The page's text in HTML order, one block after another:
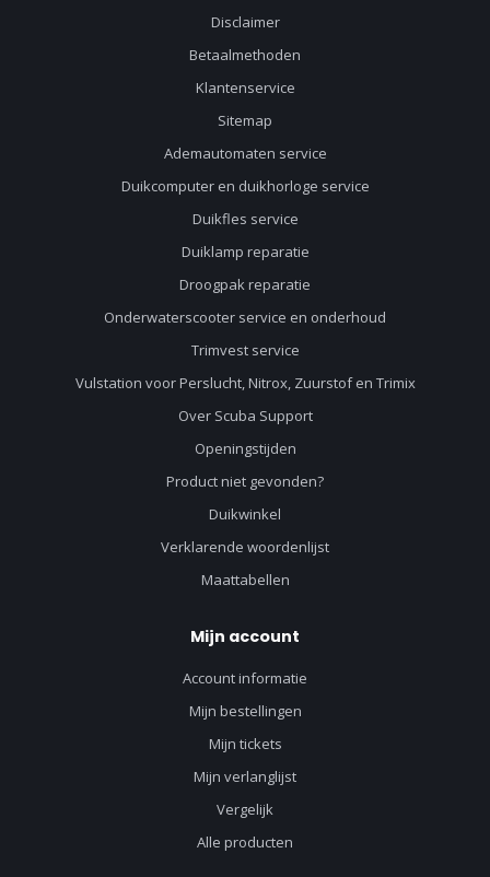
Disclaimer
Betaalmethoden
Klantenservice
Sitemap
Ademautomaten service
Duikcomputer en duikhorloge service
Duikfles service
Duiklamp reparatie
Droogpak reparatie
Onderwaterscooter service en onderhoud
Trimvest service
Vulstation voor Perslucht, Nitrox, Zuurstof en Trimix
Over Scuba Support
Openingstijden
Product niet gevonden?
Duikwinkel
Verklarende woordenlijst
Maattabellen
Mijn account
Account informatie
Mijn bestellingen
Mijn tickets
Mijn verlanglijst
Vergelijk
Alle producten